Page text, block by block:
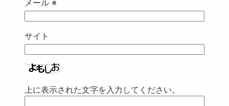
メール ※
サイト
上に表示された文字を入力してください。